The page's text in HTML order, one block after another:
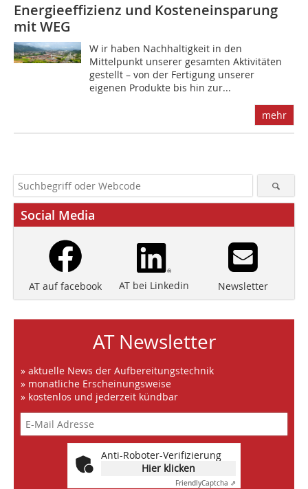
Energieeffizienz und Kosteneinsparung
mit WEG
W ir haben Nachhaltigkeit in den
Mittelpunkt unserer gesamten Aktivitäten
gestellt – von der Fertigung unserer
eigenen Produkte bis hin zur...
mehr
Social Media
AT auf facebook AT bei Linkedin Newsletter
AT Newsletter
» aktuelle News der Aufbereitungstechnik
» monatliche Erscheinungsweise
» kostenlos und jederzeit kündbar
Anti-Roboter-Verifizierung
Hier klicken
FriendlyCaptcha ⇗